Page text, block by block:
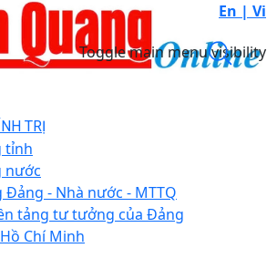
En | Vi
Toggle main menu visibility
TRỊ
tỉnh
nước
Đảng - Nhà nước - MTTQ
tảng tư tưởng của Đảng
Chí Minh